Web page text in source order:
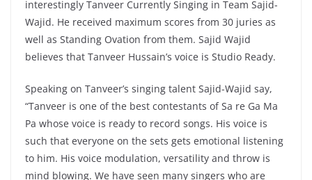
interestingly Tanveer Currently Singing in Team Sajid-
Wajid. He received maximum scores from 30 juries as
well as Standing Ovation from them. Sajid Wajid
believes that Tanveer Hussain’s voice is Studio Ready.
Speaking on Tanveer’s singing talent Sajid-Wajid say,
“Tanveer is one of the best contestants of Sa re Ga Ma
Pa whose voice is ready to record songs. His voice is
such that everyone on the sets gets emotional listening
to him. His voice modulation, versatility and throw is
mind blowing. We have seen many singers who are